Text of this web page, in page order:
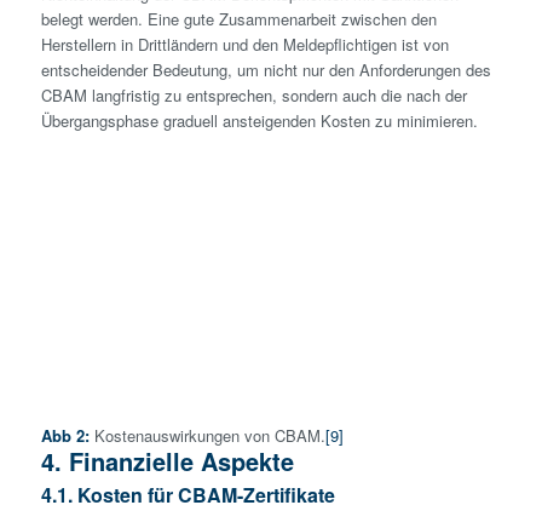
belegt werden. Eine gute Zusammenarbeit zwischen den
Herstellern in Drittländern und den Meldepflichtigen ist von
entscheidender Bedeutung, um nicht nur den Anforderungen des
CBAM langfristig zu entsprechen, sondern auch die nach der
Übergangsphase graduell ansteigenden Kosten zu minimieren.
Abb 2:Kostenauswirkungen von CBAM.[9]
4. Finanzielle Aspekte
4.1. Kosten für CBAM-Zertifikate